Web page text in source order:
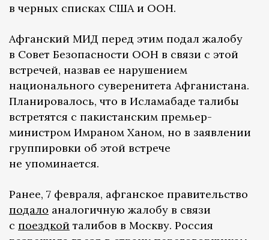
в черных списках США и ООН.
Афганский МИД перед этим подал жалобу
в Совет Безопасности ООН в связи с этой
встречей, назвав ее нарушением
национального суверенитета Афганистана.
Планировалось, что в Исламабаде талибы
встретятся с пакистанским премьер-
министром Имраном Ханом, но в заявлении
группировки об этой встрече
не упоминается.
Ранее, 7 февраля, афганское правительство
подало аналогичную жалобу в связи
с поездкой талибов в Москву. Россия